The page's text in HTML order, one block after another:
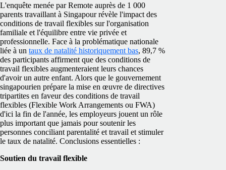
L'enquête menée par Remote auprès de 1 000
parents travaillant à Singapour révèle l'impact des
conditions de travail flexibles sur l'organisation
familiale et l'équilibre entre vie privée et
professionnelle. Face à la problématique nationale
liée à un taux de natalité historiquement bas, 89,7 %
des participants affirment que des conditions de
travail flexibles augmenteraient leurs chances
d'avoir un autre enfant. Alors que le gouvernement
singapourien prépare la mise en œuvre de directives
tripartites en faveur des conditions de travail
flexibles (Flexible Work Arrangements ou FWA)
d'ici la fin de l'année, les employeurs jouent un rôle
plus important que jamais pour soutenir les
personnes conciliant parentalité et travail et stimuler
le taux de natalité. Conclusions essentielles :
Soutien du travail flexible